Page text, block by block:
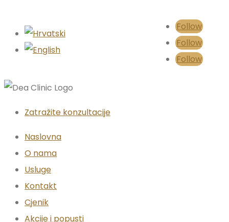
Follow
Follow
Follow
Zatražite konzultacije
Naslovna
O nama
Usluge
Kontakt
Cjenik
Akcije i popusti